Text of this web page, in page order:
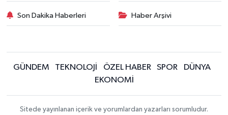
Son Dakika Haberleri Haber Arşivi
GÜNDEM TEKNOLOJİ ÖZEL HABER SPOR
DÜNYA
EKONOMİ
Sitede yayınlanan içerik ve yorumlardan yazarları sorumludur.